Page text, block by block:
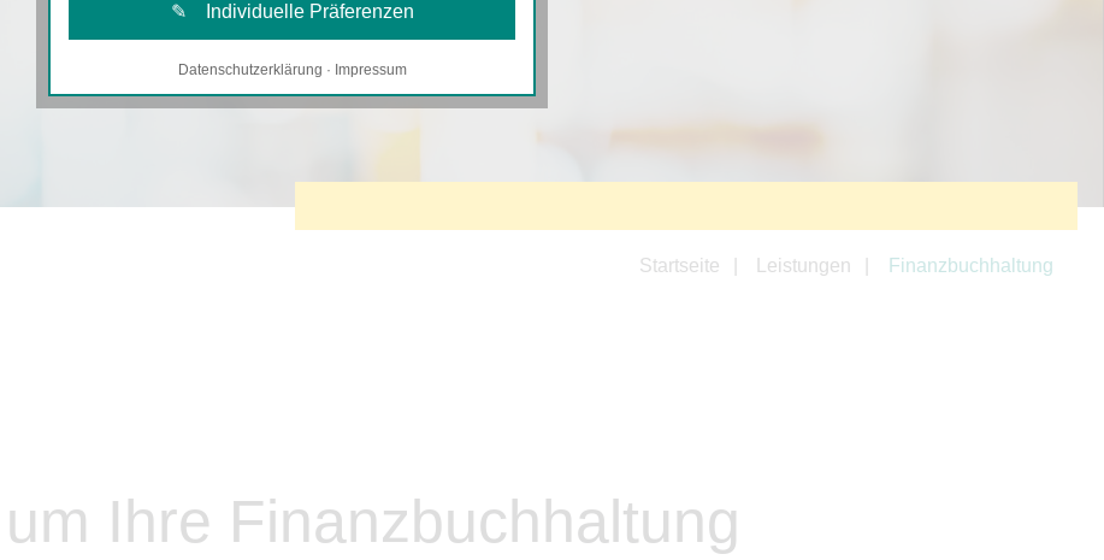
Startseite Leistungen Finanzbuchhaltung
Ihre Finanzbuchhaltung
✎ Individuelle Präferenzen
Notwendige Cookies
Datenschutzerklärung · Impressum